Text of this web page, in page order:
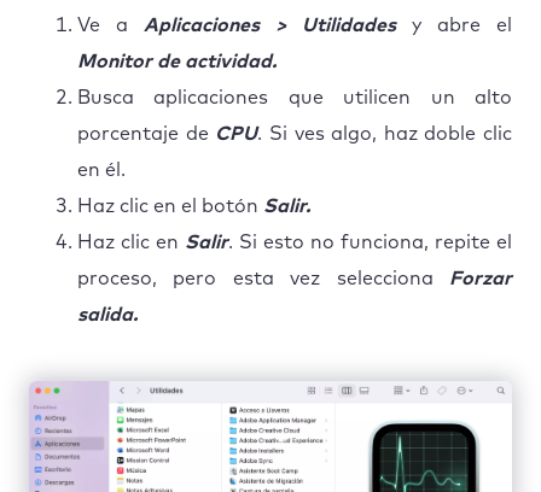
Ve a Aplicaciones > Utilidadesy abre el
Monitor de actividad.
Busca aplicaciones que utilicen un alto
porcentaje de CPU. Si ves algo, haz doble clic
en él.
Haz clic en el botón Salir.
Haz clic en Salir. Si esto no funciona, repite el
proceso, pero esta vez selecciona Forzar
salida.